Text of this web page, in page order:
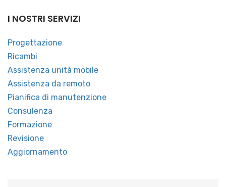
I NOSTRI SERVIZI
Progettazione
Ricambi
Assistenza unità mobile
Assistenza da remoto
Pianifica di manutenzione
Consulenza
Formazione
Revisione
Aggiornamento